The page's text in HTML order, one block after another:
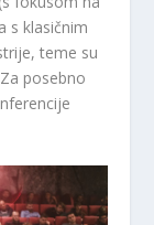
s klasičnim
teme su
posebno